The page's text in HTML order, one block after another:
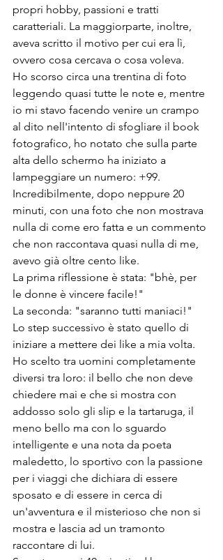
propri hobby, passioni e tratti
caratteriali. La maggiorparte, inoltre,
aveva scritto il motivo per cui era lì,
ovvero cosa cercava o cosa voleva.
Ho scorso circa una trentina di foto
leggendo quasi tutte le note e, mentre
io mi stavo facendo venire un crampo
al dito nell'intento di sfogliare il book
fotografico, ho notato che sulla parte
alta dello schermo ha iniziato a
lampeggiare un numero: +99.
Incredibilmente, dopo neppure 20
minuti, con una foto che non mostrava
nulla di come ero fatta e un commento
che non raccontava quasi nulla di me,
avevo già oltre cento like.
La prima riflessione è stata: "bhè, per
le donne è vincere facile!"
La seconda: "saranno tutti maniaci!"
Lo step successivo è stato quello di
iniziare a mettere dei like a mia volta.
Ho scelto tra uomini completamente
diversi tra loro: il bello che non deve
chiedere mai e che si mostra con
addosso solo gli slip e la tartaruga, il
meno bello ma con lo sguardo
intelligente e una nota da poeta
maledetto, lo sportivo con la passione
per i viaggi che dichiara di essere
sposato e di essere in cerca di
un'avventura e il misterioso che non si
mostra e lascia ad un tramonto
raccontare di lui.